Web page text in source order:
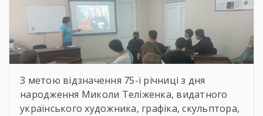
З метою відзначення 75-ї річниці з дня
народження Миколи Теліженка, видатного
українського художника, графіка, скульптора,